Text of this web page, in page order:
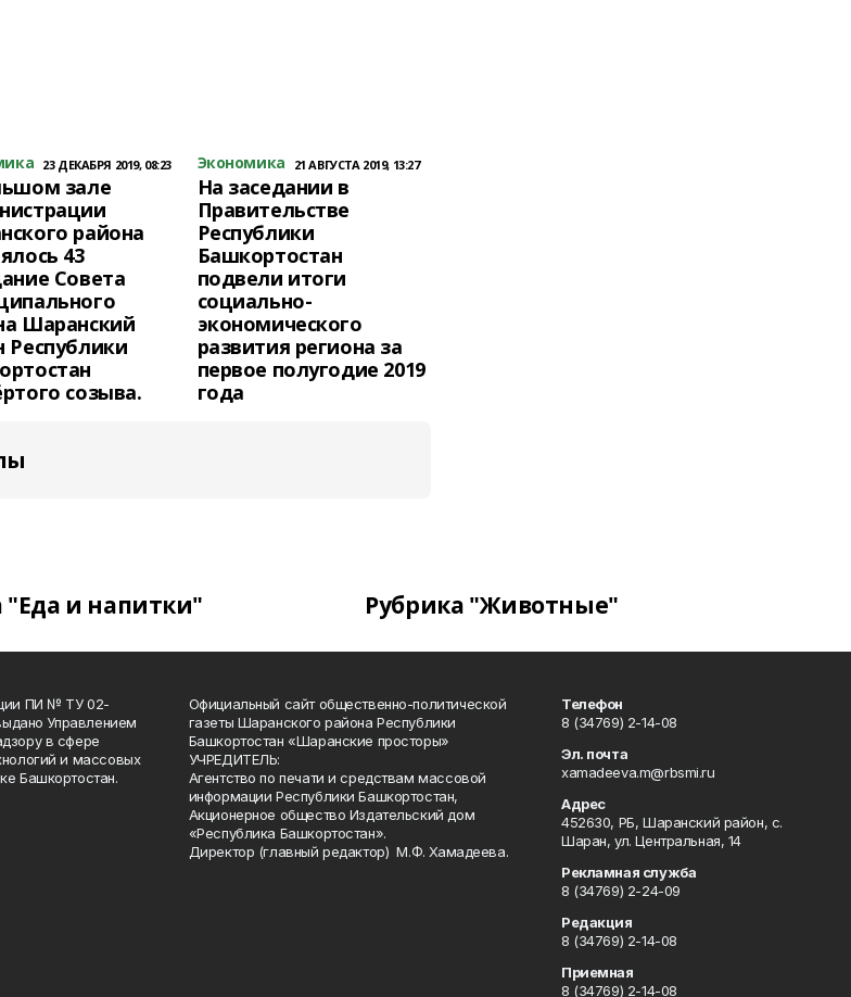
23 ДЕКАБРЯ 2019, 08:23
зале
района
43
Совета
Шаранский
Республики
созыва.
Экономика 21 АВГУСТА 2019, 13:27
На заседании в
Правительстве
Республики
Башкортостан
подвели итоги
социально-
экономического
развития региона за
первое полугодие 2019
года
"Еда и напитки" Рубрика "Животные"
ПИ № ТУ 02-
Управлением
в сфере
и массовых
Башкортостан.
Официальный сайт общественно-политической
газеты Шаранского района Республики
Башкортостан «Шаранские просторы»
УЧРЕДИТЕЛЬ:
Агентство по печати и средствам массовой
информации Республики Башкортостан,
Акционерное общество Издательский дом
«Республика Башкортостан».
Директор (главный редактор) М.Ф. Хамадеева.
Телефон
8 (34769) 2-14-08
Эл. почта
xamadeeva.m@rbsmi.ru
Адрес
452630, РБ, Шаранский район, с.
Шаран, ул. Центральная, 14
Рекламная служба
8 (34769) 2-24-09
Редакция
8 (34769) 2-14-08
Приемная
8 (34769) 2-14-08